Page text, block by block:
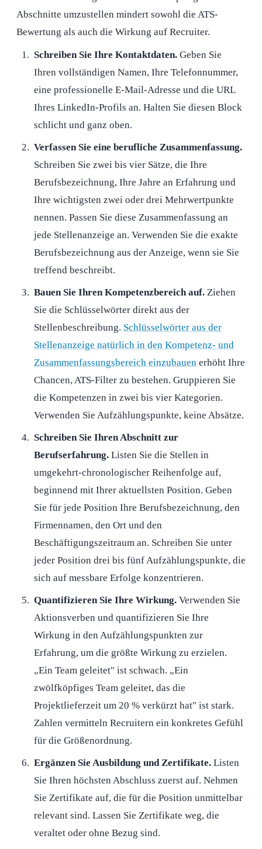
Abschnitte umzustellen mindert sowohl die ATS-
Bewertung als auch die Wirkung auf Recruiter.
Schreiben Sie Ihre Kontaktdaten.Geben Sie
Ihren vollständigen Namen, Ihre Telefonnummer,
eine professionelle E-Mail-Adresse und die URL
Ihres LinkedIn-Profils an. Halten Sie diesen Block
schlicht und ganz oben.
Verfassen Sie eine berufliche Zusammenfassung.
Schreiben Sie zwei bis vier Sätze, die Ihre
Berufsbezeichnung, Ihre Jahre an Erfahrung und
Ihre wichtigsten zwei oder drei Mehrwertpunkte
nennen. Passen Sie diese Zusammenfassung an
jede Stellenanzeige an. Verwenden Sie die exakte
Berufsbezeichnung aus der Anzeige, wenn sie Sie
treffend beschreibt.
Bauen Sie Ihren Kompetenzbereich auf.Ziehen
Sie die Schlüsselwörter direkt aus der
Stellenbeschreibung. Schlüsselwörter aus der
Stellenanzeige natürlich in den Kompetenz- und
Zusammenfassungsbereich einzubauenerhöht Ihre
Chancen, ATS-Filter zu bestehen. Gruppieren Sie
die Kompetenzen in zwei bis vier Kategorien.
Verwenden Sie Aufzählungspunkte, keine Absätze.
Schreiben Sie Ihren Abschnitt zur
Berufserfahrung.Listen Sie die Stellen in
umgekehrt-chronologischer Reihenfolge auf,
beginnend mit Ihrer aktuellsten Position. Geben
Sie für jede Position Ihre Berufsbezeichnung, den
Firmennamen, den Ort und den
Beschäftigungszeitraum an. Schreiben Sie unter
jeder Position drei bis fünf Aufzählungspunkte, die
sich auf messbare Erfolge konzentrieren.
Quantifizieren Sie Ihre Wirkung.Verwenden Sie
Aktionsverben und quantifizieren Sie Ihre
Wirkung in den Aufzählungspunkten zur
Erfahrung, um die größte Wirkung zu erzielen.
„Ein Team geleitet" ist schwach. „Ein
zwölfköpfiges Team geleitet, das die
Projektlieferzeit um 20 % verkürzt hat" ist stark.
Zahlen vermitteln Recruitern ein konkretes Gefühl
für die Größenordnung.
Ergänzen Sie Ausbildung und Zertifikate.Listen
Sie Ihren höchsten Abschluss zuerst auf. Nehmen
Sie Zertifikate auf, die für die Position unmittelbar
relevant sind. Lassen Sie Zertifikate weg, die
veraltet oder ohne Bezug sind.